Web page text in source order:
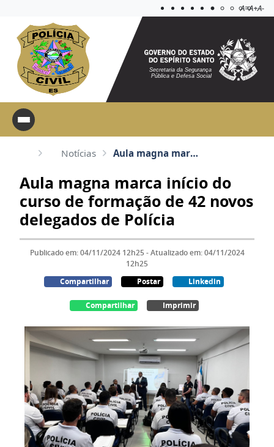
Aplicar
A=A+A-
Secretaria da Segurança
Pública e Defesa Social
Notícias Aula magna marca início do curso de formação de 42 novos delegados de Polícia
Aula magna marca início do
curso de formação de 42 novos
delegados de Polícia
Publicado em: 04/11/2024 12h25 - Atualizado em: 04/11/2024
12h25
Compartilhar
Postar Linkedin
Compartilhar Imprimir